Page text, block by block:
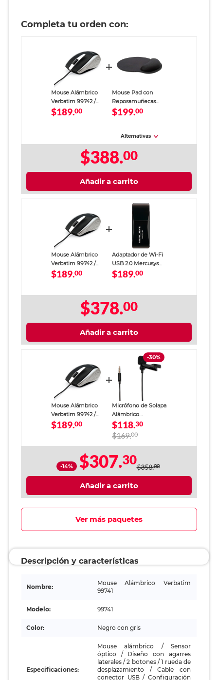
Completa tu orden con:
Mouse Alámbrico
Verbatim 99742 /
USB / Negro con
$189.00
Mouse Pad con
Reposamuñecas
Memory Foam
$199.00
Alternativas
$388.00
Añadir a carrito
Mouse Alámbrico
Verbatim 99742 /
USB / Negro con
$189.00
Adaptador de Wi-Fi
USB 2.0 Mercusys
N300 Negro
$189.00
$378.00
Añadir a carrito
Mouse Alámbrico
Verbatim 99742 /
USB / Negro con
$189.00
-30%
Micrófono de Solapa
Alámbrico
RadioShack
Omnidireccional 1.5
m
$118.30
$169.00
-14% $307.30$358.00
Añadir a carrito
Ver más paquetes
Descripción y características
Nombre:
Mouse Alámbrico Verbatim
99741
Modelo: 99741
Color: Negro con gris
Especificaciones:
Mouse alámbrico / Sensor
óptico / Diseño con agarres
laterales / 2 botones / 1 rueda de
desplazamiento / Cable con
conector USB / Configuración